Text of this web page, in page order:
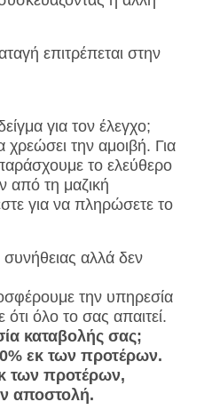
επιτρέπεται στην
για τον έλεγχο;
χρεώσει την αμοιβή. Για
το ελεύθερο
από τη μαζική
για να πληρώσετε το
αλλά δεν
την υπηρεσία
όλο το σας απαιτεί.
καταβολής σας;
εκ των προτέρων.
των προτέρων,
αποστολή.